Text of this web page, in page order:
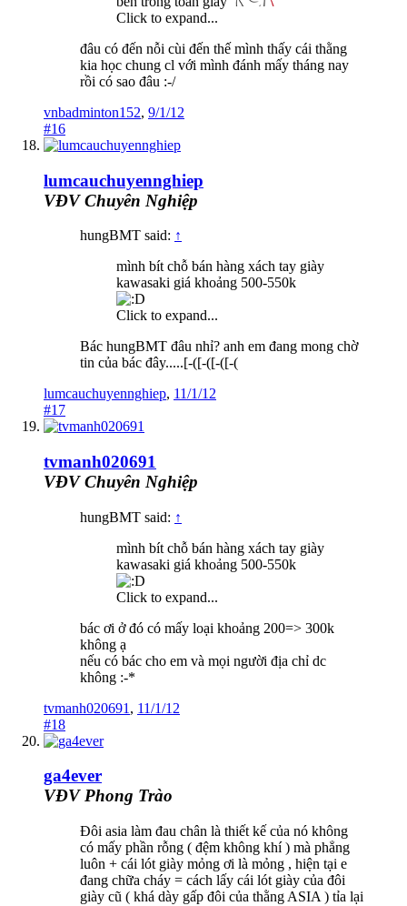
Click to expand...
đâu có đến nỗi cùi đến thế mình thấy cái thằng
kia học chung cl với mình đánh mấy tháng nay
rồi có sao đâu :-/
vnbadminton152, 9/1/12
#16
lumcauchuyennghiep
VĐV Chuyên Nghiệp
hungBMT said: ↑
mình bít chỗ bán hàng xách tay giày
kawasaki giá khoảng 500-550k
Click to expand...
Bác hungBMT đâu nhỉ? anh em đang mong chờ
tin của bác đây.....[-([-([-([-(
lumcauchuyennghiep, 11/1/12
#17
tvmanh020691
VĐV Chuyên Nghiệp
hungBMT said: ↑
mình bít chỗ bán hàng xách tay giày
kawasaki giá khoảng 500-550k
Click to expand...
bác ơi ở đó có mấy loại khoảng 200=> 300k
không ạ
nếu có bác cho em và mọi người địa chỉ dc
không :-*
tvmanh020691 , 11/1/12
#18
ga4ever
VĐV Phong Trào
Đôi asia làm đau chân là thiết kế của nó không
có mấy phần rỗng ( đệm không khí ) mà phẳng
luôn + cái lót giày mỏng ơi là mỏng , hiện tại e
đang chữa cháy = cách lấy cái lót giày của đôi
giày cũ ( khá dày gấp đôi của thằng ASIA ) tỉa lại